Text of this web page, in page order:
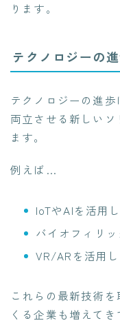
ります。
テクノロジーの
テクノロジーの進
両立させる新しい
ます。
例えば…
IoTやAIを活用
バイオフィリ
VR/ARを活用
これらの最新技術
くる企業も増えてき